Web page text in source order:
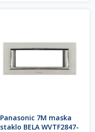
Panasonic 7M maska
staklo BELA WVTF2847-